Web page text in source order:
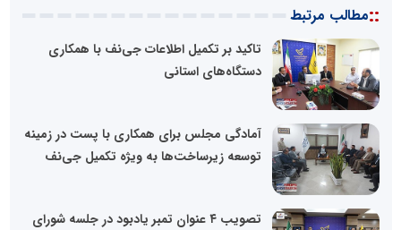
::مطالب مرتبط
تاکید بر تکمیل اطلاعات جی‌نف با همکاری
دستگاه‌های استانی
آمادگی مجلس برای همکاری با پست در زمینه
توسعه زیرساخت‌ها به ویژه تکمیل جی‌نف
تصویب ۴ عنوان تمبر یادبود در جلسه شورای